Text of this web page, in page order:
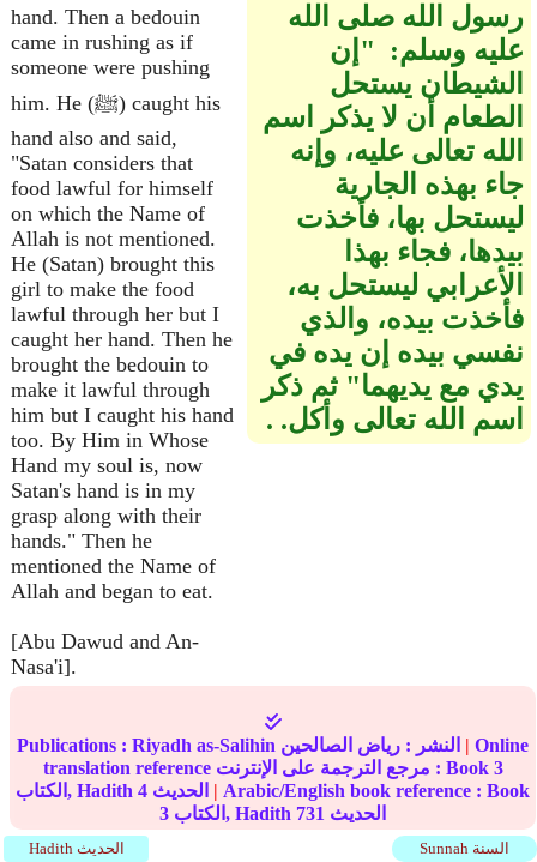
hand. Then a bedouin
came in rushing as if
someone were pushing
him. He (ﷺ) caught his
hand also and said,
"Satan considers that
food lawful for himself
on which the Name of
Allah is not mentioned.
He (Satan) brought this
girl to make the food
lawful through her but I
caught her hand. Then he
brought the bedouin to
make it lawful through
him but I caught his hand
too. By Him in Whose
Hand my soul is, now
Satan's hand is in my
grasp along with their
hands." Then he
mentioned the Name of
Allah and began to eat.
[Abu Dawud and An-
Nasa'i].
رسول الله صلى الله
عليه وسلم‏:‏ ‏ "‏إن
الشيطان يستحل
الطعام أن لا يذكر اسم
الله تعالى عليه، وإنه
جاء بهذه الجارية
ليستحل بها، فأخذت
بيدها، فجاء بهذا
الأعرابي ليستحل به،
فأخذت بيده، والذي
نفسي بيده إن يده في
يدي مع يديهما‏"‏ ثم ذكر
اسم الله تعالى وأكل‏.‏ ‏‏‏.‏
Publications : Riyadh as-Salihin النشر : رياض الصالحين | Online
translation reference مرجع الترجمة على الإنترنت : Book 3
الكتاب, Hadith 4 | Arabic/English book reference : Book
3
الكتاب, Hadith 731 الحديث
Sunnah السنة Hadith الحديث